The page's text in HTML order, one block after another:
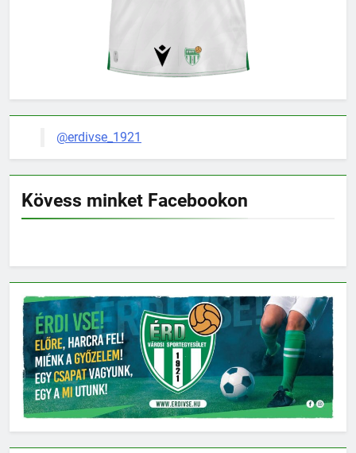
@erdivse_1921
Kövess minket Facebookon